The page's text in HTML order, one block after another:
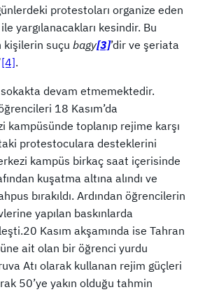
protestoları organize eden
yargılanacakları kesindir. Bu
suçu bagy[3]’dir ve şeriata
[4].
devam etmemektedir.
18 Kasım’da
kampüsünde toplanıp rejime karşı
protestoculara desteklerini
kampüs birkaç saat içerisinde
kuşatma altına alındı ve
bırakıldı. Ardından öğrencilerin
yapılan baskınlarda
Kasım akşamında ise Tahran
ait olan bir öğrenci yurdu
Atı olarak kullanan rejim güçleri
50’ye yakın olduğu tahmin